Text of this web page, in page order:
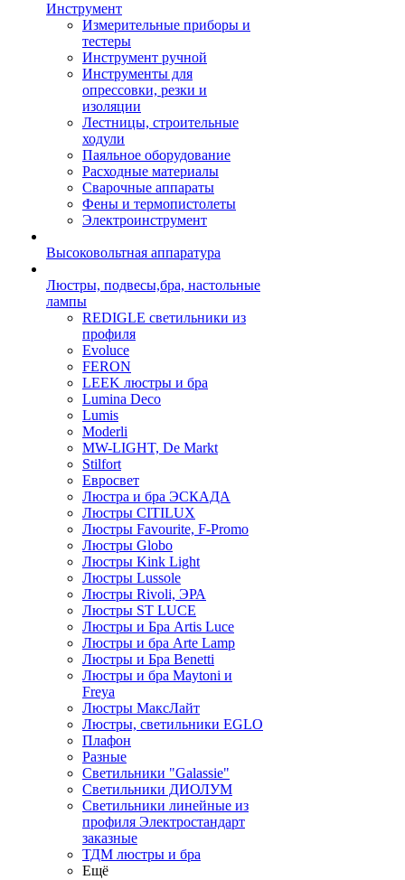
Инструмент
Измерительные приборы и
тестеры
Инструмент ручной
Инструменты для
опрессовки, резки и
изоляции
Лестницы, строительные
ходули
Паяльное оборудование
Расходные материалы
Сварочные аппараты
Фены и термопистолеты
Электроинструмент
Высоковольтная аппаратура
Люстры, подвесы,бра, настольные
лампы
REDIGLE светильники из
профиля
Evoluce
FERON
LEEK люстры и бра
Lumina Deco
Lumis
Moderli
MW-LIGHT, De Markt
Stilfort
Евросвет
Люстра и бра ЭСКАДА
Люстры CITILUX
Люстры Favourite, F-Promo
Люстры Globo
Люстры Kink Light
Люстры Lussole
Люстры Rivoli, ЭРА
Люстры ST LUCE
Люстры и Бра Artis Luce
Люстры и бра Arte Lamp
Люстры и Бра Benetti
Люстры и бра Maytoni и
Freya
Люстры МаксЛайт
Люстры, светильники EGLO
Плафон
Разные
Светильники "Galassie"
Светильники ДИОЛУМ
Светильники линейные из
профиля Электростандарт
заказные
ТДМ люстры и бра
Ещё